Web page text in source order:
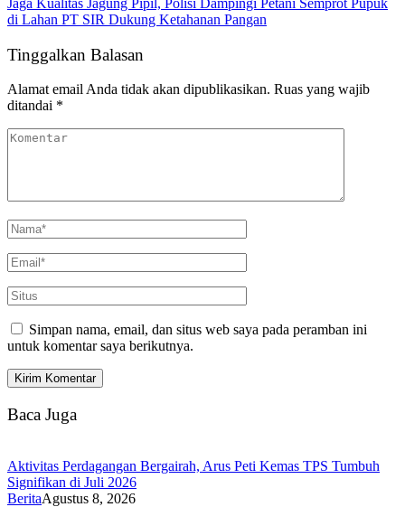
di Lahan PT SIR Dukung Ketahanan Pangan
Tinggalkan Balasan
Alamat email Anda tidak akan dipublikasikan. Ruas yang wajib
ditandai *
Simpan nama, email, dan situs web saya pada peramban ini
untuk komentar saya berikutnya.
Baca Juga
Aktivitas Perdagangan Bergairah, Arus Peti Kemas TPS Tumbuh
Signifikan di Juli 2026
BeritaAgustus 8, 2026